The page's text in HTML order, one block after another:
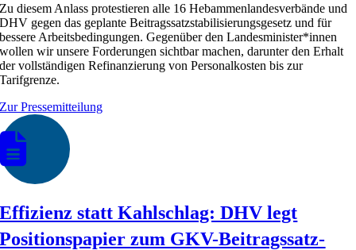
Zu diesem Anlass protestieren alle 16 Hebammenlandesverbände und
DHV gegen das geplante Beitragssatzstabilisierungsgesetz und für
bessere Arbeitsbedingungen. Gegenüber den Landesminister*innen
wollen wir unsere Forderungen sichtbar machen, darunter den Erhalt
der vollständigen Refinanzierung von Personalkosten bis zur
Tarifgrenze.
Zur Pressemitteilung
Effizienz statt Kahlschlag: DHV legt
Positions­papier zum GKV-Beitrags­satz­